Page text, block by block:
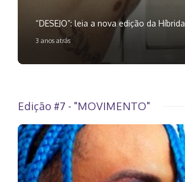
“DESEJO”: leia a nova edição da Híbrida
3 anos atrás
Edição #7 - "MOVIMENTO"